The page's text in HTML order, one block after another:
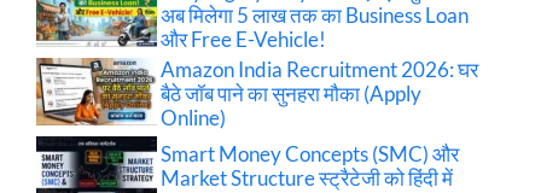
अब मिलेगा 5 लाख तक का Business Loan
और Free E-Vehicle!
Amazon India Recruitment 2026: घर
बैठे जॉब पाने का सुनहरा मौका (Apply
Online)
Smart Money Concepts (SMC) और
Market Structure स्ट्रैटेजी को हिंदी में